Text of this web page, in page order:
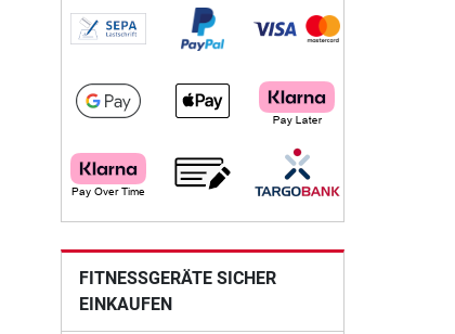
FITNESSGERÄTE SICHER
EINKAUFEN